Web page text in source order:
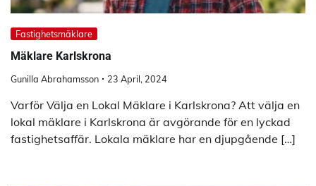
Fastighetsmäklare
Mäklare Karlskrona
Gunilla Abrahamsson 23 April, 2024
Varför Välja en Lokal Mäklare i Karlskrona? Att välja en
lokal mäklare i Karlskrona är avgörande för en lyckad
fastighetsaffär. Lokala mäklare har en djupgående […]